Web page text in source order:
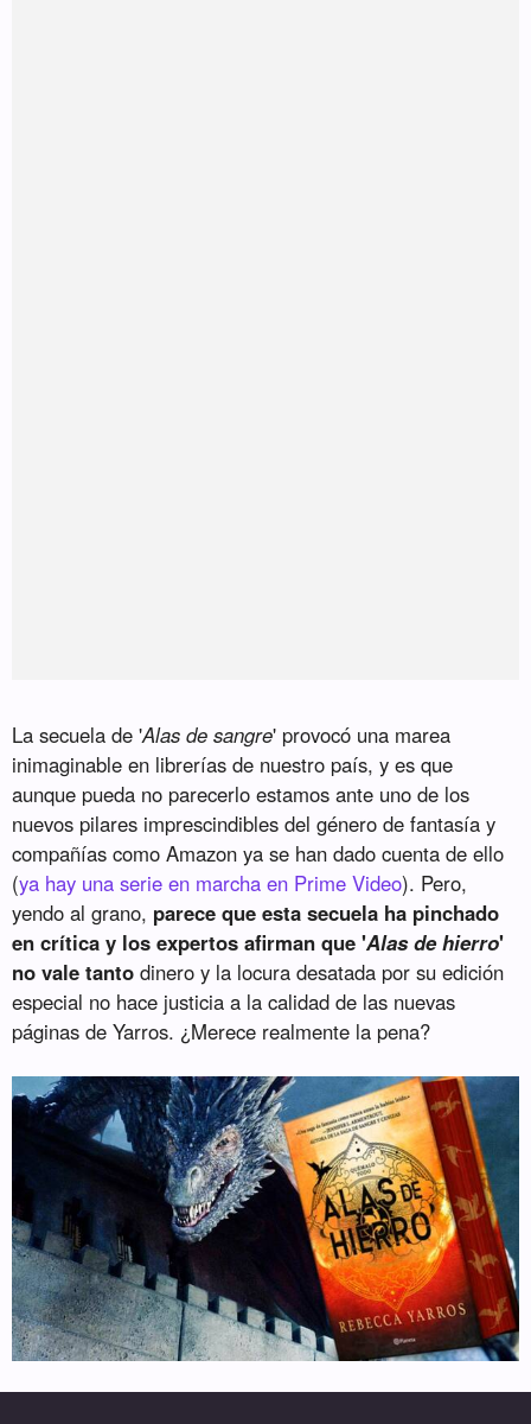
La secuela de 'Alas de sangre' provocó una marea
inimaginable en librerías de nuestro país, y es que
aunque pueda no parecerlo estamos ante uno de los
nuevos pilares imprescindibles del género de fantasía y
compañías como Amazon ya se han dado cuenta de ello
(ya hay una serie en marcha en Prime Video). Pero,
yendo al grano, parece que esta secuela ha pinchado
en crítica y los expertos afirman que 'Alas de hierro'
no vale tanto dinero y la locura desatada por su edición
especial no hace justicia a la calidad de las nuevas
páginas de Yarros. ¿Merece realmente la pena?